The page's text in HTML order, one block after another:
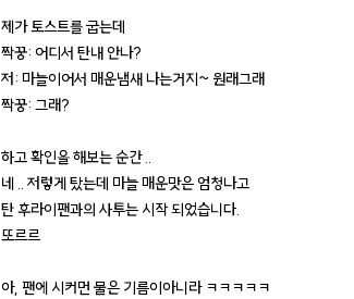
제가 토스트를 굽는데
짝꿍: 어디서 탄내 안나?
저: 마늘이어서 매운냄새 나는거지~ 원래그래
짝꿍: 그래?
하고 확인을 해보는 순간 ..
네 .. 저렇게 탔는데 마늘 매운맛은 엄청나고
탄 후라이팬과의 사투는 시작 되었습니다.
또르르
아, 팬에 시커먼 물은 기름이아니라 ㅋㅋㅋㅋㅋ